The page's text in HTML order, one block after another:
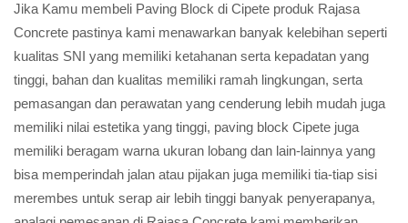
Jika Kamu membeli Paving Block di Cipete produk Rajasa
Concrete pastinya kami menawarkan banyak kelebihan seperti
kualitas SNI yang memiliki ketahanan serta kepadatan yang
tinggi, bahan dan kualitas memiliki ramah lingkungan, serta
pemasangan dan perawatan yang cenderung lebih mudah juga
memiliki nilai estetika yang tinggi, paving block Cipete juga
memiliki beragam warna ukuran lobang dan lain-lainnya yang
bisa memperindah jalan atau pijakan juga memiliki tia-tiap sisi
merembes untuk serap air lebih tinggi banyak penyerapanya,